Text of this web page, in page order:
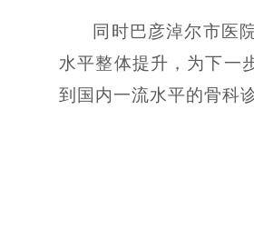
同时巴彦淖尔市医
水平整体提升，为下一
到国内一流水平的骨科